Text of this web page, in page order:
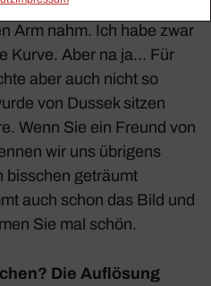
Seine. Da half es auch
Arm nahm. Ich habe zwar
Kurve. Aber na ja… Für
aber auch nicht so
von Dussek sitzen
Wenn Sie ein Freund von
wir uns übri­gens
biss­chen geträumt
auch schon das Bild und
Sie mal schön.
Die Auflö­sung